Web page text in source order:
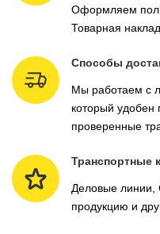
Оформляем
Товарная
Способы
Мы работаем с
который удобен
проверенные
Транспортные
Деловые линии,
продукцию и